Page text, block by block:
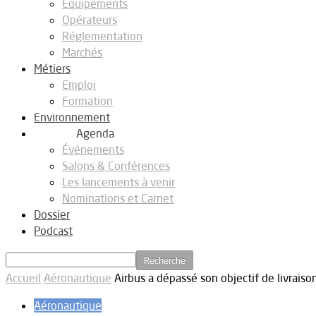
Equipements
Opérateurs
Réglementation
Marchés
Métiers
Emploi
Formation
Environnement
Agenda
Événements
Salons & Conférences
Les lancements à venir
Nominations et Carnet
Dossier
Podcast
Accueil Aéronautique Airbus a dépassé son objectif de
Aéronautique